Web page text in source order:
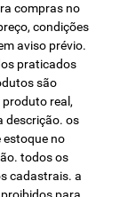
compras no
condições
aviso prévio.
praticados
são
real,
descrição. os
estoque no
todos os
cadastrais. a